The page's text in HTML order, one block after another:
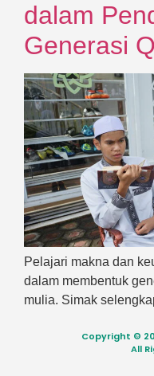
dalam
Generasi
Pelajari makna dan
dalam membentuk
mulia. Simak
Copyright ©
All